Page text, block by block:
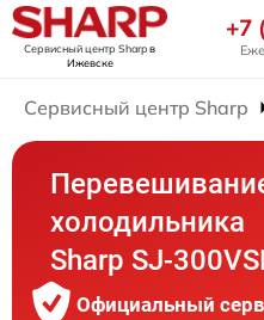
Сервисный центр Sharpв
Ижевске
+7
Сервисный центр Sharp
холодильника
Sharp SJ-
Официальный